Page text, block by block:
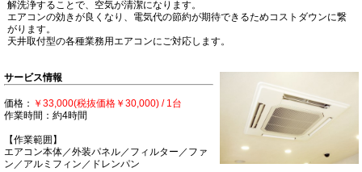
解洗浄することで、空気が清潔になります。
エアコンの効きが良くなり、電気代の節約が期待できるためコストダウンに繋
がります。
天井取付型の各種業務用エアコンにご対応します。
サービス情報
価格： ￥33,000(税抜価格￥30,000) / 1台
作業時間：約4時間
【作業範囲】
エアコン本体／外装パネル／フィルター／ファ
ン／アルミフィン／ドレンパン